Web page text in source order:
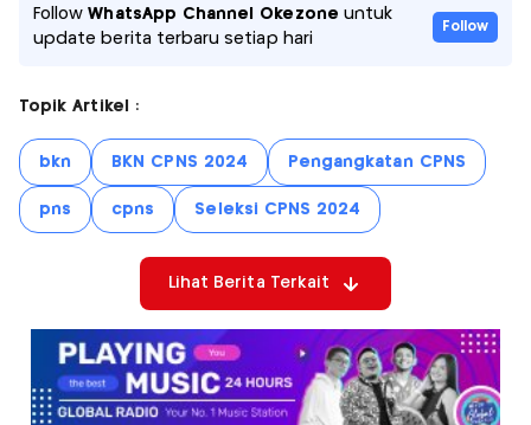
FollowWhatsApp Channel Okezone untuk
update berita terbaru setiap hari
Follow
Topik Artikel :
bkn BKN CPNS 2024 Pengangkatan CPNS
pns cpns Seleksi CPNS 2024
Lihat Berita Terkait